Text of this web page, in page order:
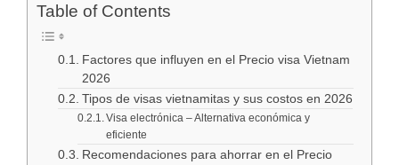
Table of Contents
Factores que influyen en el Precio visa Vietnam
2026
Tipos de visas vietnamitas y sus costos en 2026
Visa electrónica – Alternativa económica y
eficiente
Recomendaciones para ahorrar en el Precio